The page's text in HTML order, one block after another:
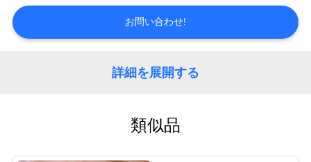
て
お問い合わせ!
詳細を展開する
類似品